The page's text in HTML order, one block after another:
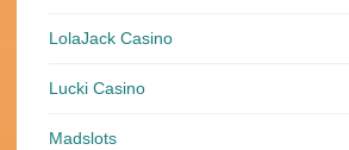
LolaJack Casino
Lucki Casino
Madslots